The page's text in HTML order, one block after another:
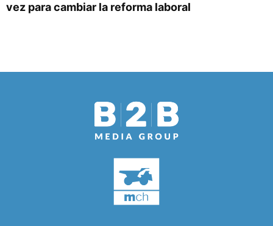
vez para cambiar la reforma laboral